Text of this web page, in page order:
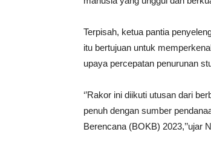
Terpisah, ketua pantia
itu bertujuan untuk
upaya percepatan penurunan
‘’Rakor ini diikuti utusan dari
penuh dengan sumber
Berencana (BOKB) 2023,’’ujar